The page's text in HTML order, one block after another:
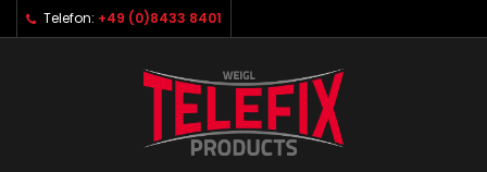
Telefon: +49 (0)8433 8401